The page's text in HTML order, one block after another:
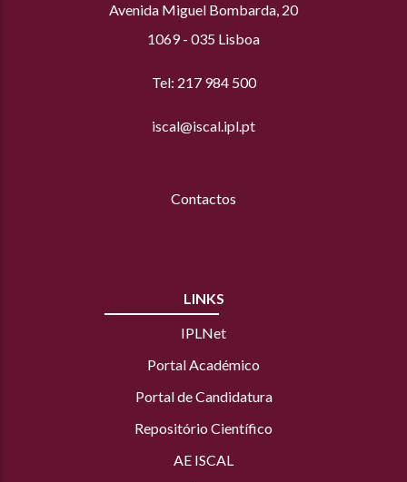
Avenida Miguel Bombarda, 20
1069 - 035 Lisboa
Tel: 217 984 500
iscal@iscal.ipl.pt
Contactos
LINKS
IPLNet
Portal Académico
Portal de Candidatura
Repositório Científico
AE ISCAL